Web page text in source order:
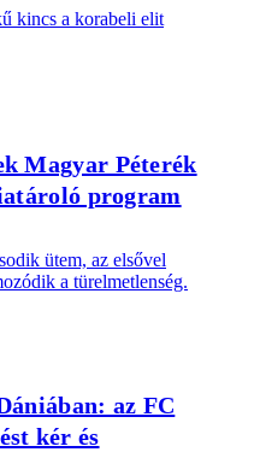
kincs a korabeli elit
Magyar Péterék
program
ütem, az elsővel
a türelmetlenség.
az FC
kér és